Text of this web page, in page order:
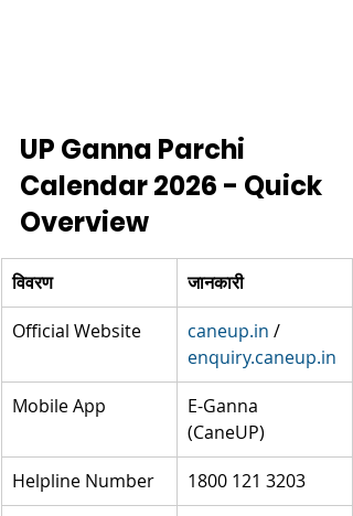
UP Ganna Parchi
Calendar 2026 - Quick
Overview
विवरण
जानकारी
Official Website
caneup.in /
enquiry.caneup.in
Mobile App
E-Ganna
(CaneUP) ​​
Helpline Number
1800 121 3203 ​